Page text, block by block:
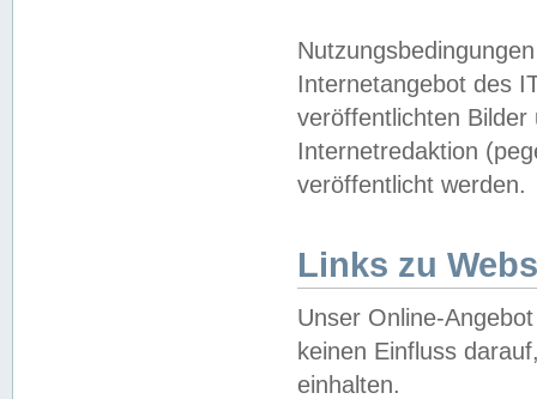
Internetangebot des
veröffentlichten
Internetredaktion
veröffentlicht werden.
Links zu
Unser Online-
keinen Einfluss
einhalten.